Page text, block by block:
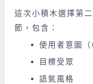
這次小積木選擇第
節，包含：
使用者意圖
目標受眾
語氣風格